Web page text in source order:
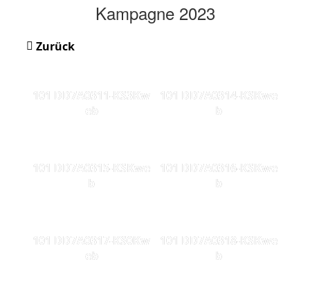
Kampagne 2023
Zurück
101 DD7A0311-KS3Kw
eb
101 DD7A0314-KSKwe
b
101 DD7A0315-KSKwe
b
101 DD7A0316-KSKwe
b
101 DD7A0317-KS0Kw
eb
101 DD7A0318-KSKwe
b